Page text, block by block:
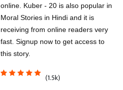
online. Kuber - 20 is also popular in
Moral Stories in Hindi and it is
receiving from online readers very
fast. Signup now to get access to
this story.
(1.5k)